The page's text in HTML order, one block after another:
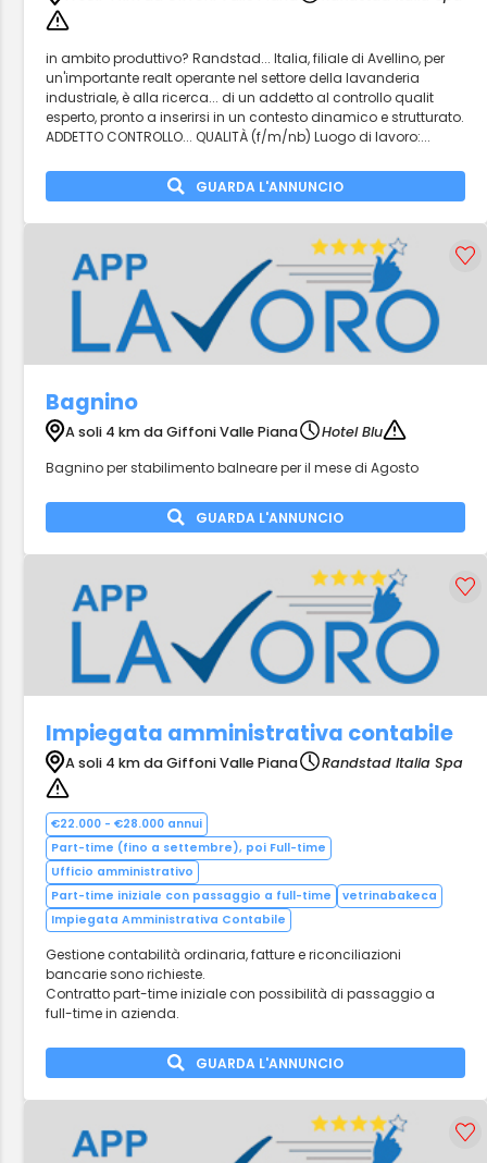
in ambito produttivo? Randstad... Italia, filiale di Avellino, per
un'importante realt operante nel settore della lavanderia
industriale, è alla ricerca... di un addetto al controllo qualit
esperto, pronto a inserirsi in un contesto dinamico e strutturato.
ADDETTO CONTROLLO... QUALITÀ (f/m/nb) Luogo di lavoro:...
GUARDA L'ANNUNCIO
Bagnino
A soli 4 km da Giffoni Valle Piana
Hotel Blu
Bagnino per stabilimento balneare per il mese di Agosto
GUARDA L'ANNUNCIO
Impiegata amministrativa contabile
A soli 4 km da Giffoni Valle Piana Randstad Italia Spa
€22.000 - €28.000 annui
Part-time (fino a settembre), poi Full-time
Ufficio amministrativo
Part-time iniziale con passaggio a full-time
vetrinabakeca
Impiegata Amministrativa Contabile
Gestione contabilità ordinaria, fatture e riconciliazioni
bancarie sono richieste.
Contratto part-time iniziale con possibilità di passaggio a
full-time in azienda.
GUARDA L'ANNUNCIO